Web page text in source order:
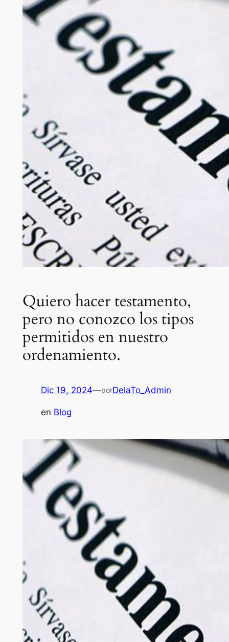
Quiero hacer testamento,
pero no conozco los tipos
permitidos en nuestro
ordenamiento.
Dic 19, 2024—porDelaTo_Admin
en Blog